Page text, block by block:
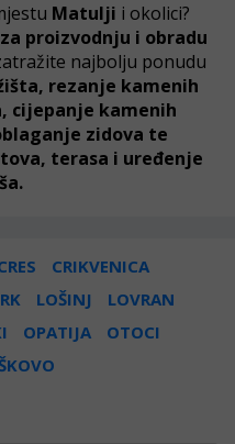
Matulji i okolici?
proizvodnju i obradu
najbolju ponudu
rezanje kamenih
cijepanje kamenih
zidova te
terasa i uređenje
CRIKVENICA
LOŠINJ
LOVRAN
OPATIJA
OTOCI